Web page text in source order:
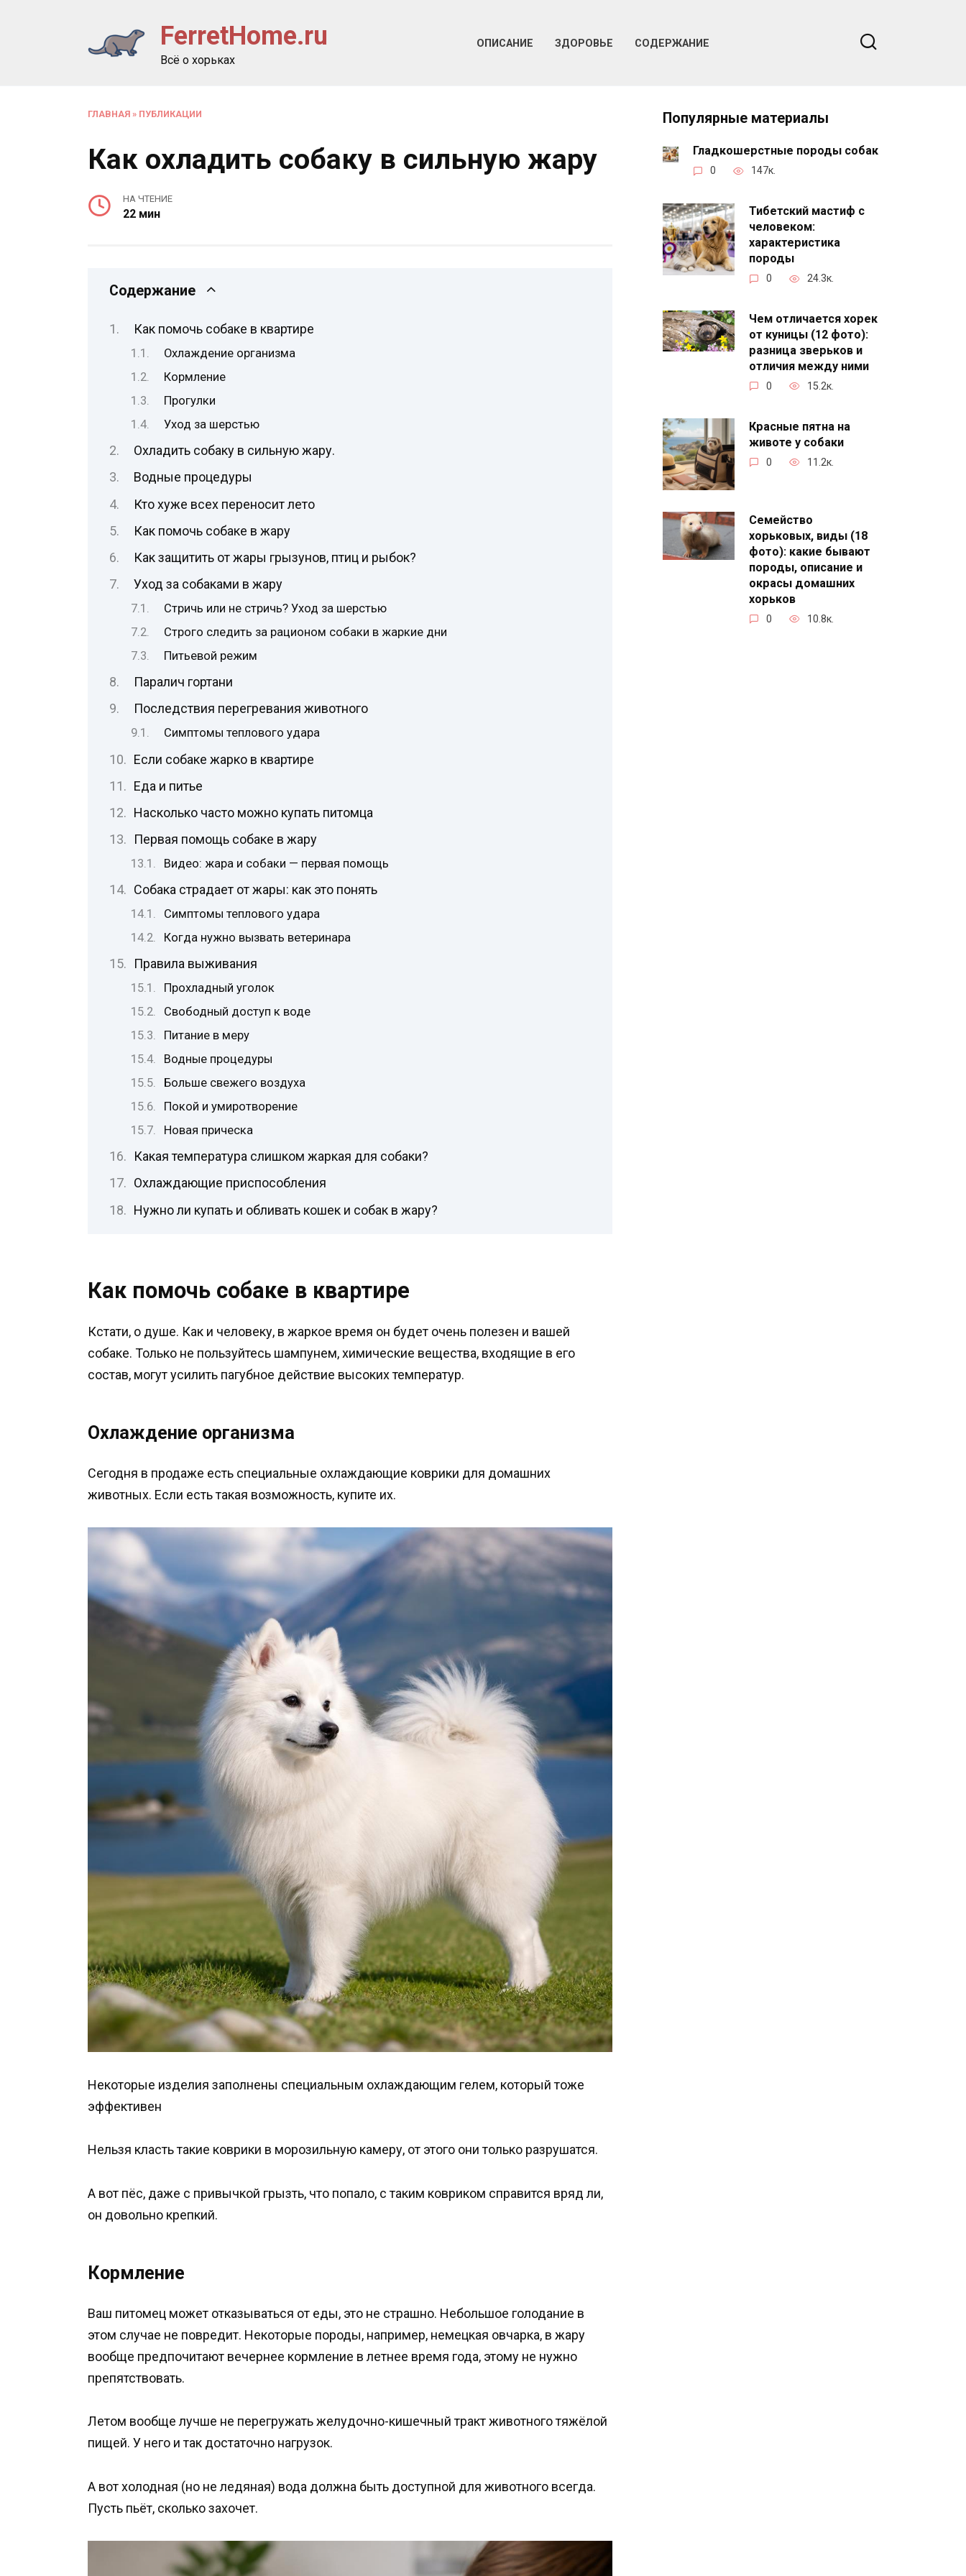
FerretHome.ru
Всё о хорьках
ОПИСАНИЕ ЗДОРОВЬЕ СОДЕРЖАНИЕ
ГЛАВНАЯ » ПУБЛИКАЦИИ
Как охладить собаку в сильную жару
НА ЧТЕНИЕ
22 мин
Содержание
Как помочь собаке в квартире
Охлаждение организма
Кормление
Прогулки
Уход за шерстью
Охладить собаку в сильную жару.
Водные процедуры
Кто хуже всех переносит лето
Как помочь собаке в жару
Как защитить от жары грызунов, птиц и рыбок?
Уход за собаками в жару
Стричь или не стричь? Уход за шерстью
Строго следить за рационом собаки в жаркие дни
Питьевой режим
Паралич гортани
Последствия перегревания животного
Симптомы теплового удара
Если собаке жарко в квартире
Еда и питье
Насколько часто можно купать питомца
Первая помощь собаке в жару
Видео: жара и собаки — первая помощь
Собака страдает от жары: как это понять
Симптомы теплового удара
Когда нужно вызвать ветеринара
Правила выживания
Прохладный уголок
Свободный доступ к воде
Питание в меру
Водные процедуры
Больше свежего воздуха
Покой и умиротворение
Новая прическа
Какая температура слишком жаркая для собаки?
Охлаждающие приспособления
Нужно ли купать и обливать кошек и собак в жару?
Как помочь собаке в квартире
Кстати, о душе. Как и человеку, в жаркое время он будет очень полезен и вашей
собаке. Только не пользуйтесь шампунем, химические вещества, входящие в его
состав, могут усилить пагубное действие высоких температур.
Охлаждение организма
Сегодня в продаже есть специальные охлаждающие коврики для домашних
животных. Если есть такая возможность, купите их.
Некоторые изделия заполнены специальным охлаждающим гелем, который тоже
эффективен
Нельзя класть такие коврики в морозильную камеру, от этого они только разрушатся.
А вот пёс, даже с привычкой грызть, что попало, с таким ковриком справится вряд ли,
он довольно крепкий.
Кормление
Ваш питомец может отказываться от еды, это не страшно. Небольшое голодание в
этом случае не повредит. Некоторые породы, например, немецкая овчарка, в жару
вообще предпочитают вечернее кормление в летнее время года, этому не нужно
препятствовать.
Летом вообще лучше не перегружать желудочно-кишечный тракт животного тяжёлой
пищей. У него и так достаточно нагрузок.
А вот холодная (но не ледяная) вода должна быть доступной для животного всегда.
Пусть пьёт, сколько захочет.
Популярные материалы
Гладкошерстные породы собак
0 147к.
Тибетский мастиф с
человеком:
характеристика
породы
0 24.3к.
Чем отличается хорек
от куницы (12 фото):
разница зверьков и
отличия между ними
0 15.2к.
Красные пятна на
животе у собаки
0 11.2к.
Семейство
хорьковых, виды (18
фото): какие бывают
породы, описание и
окрасы домашних
хорьков
0 10.8к.